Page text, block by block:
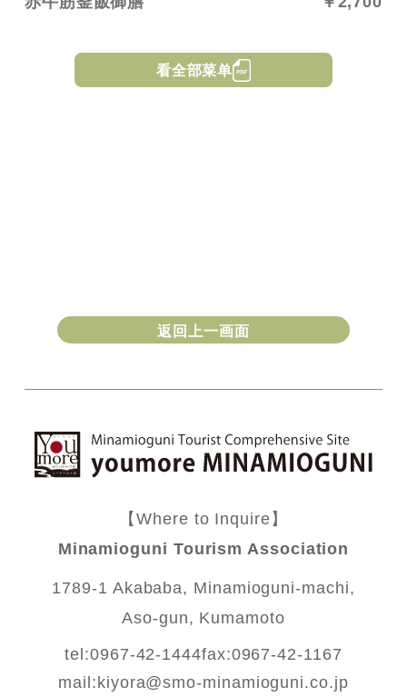
看全部菜单
返回上一画面
【Where to Inquire】
Minamioguni Tourism Association
1789-1 Akababa, Minamioguni-machi,
Aso-gun, Kumamoto
tel:0967-42-1444fax:0967-42-1167
mail:kiyora@smo-minamioguni.co.jp